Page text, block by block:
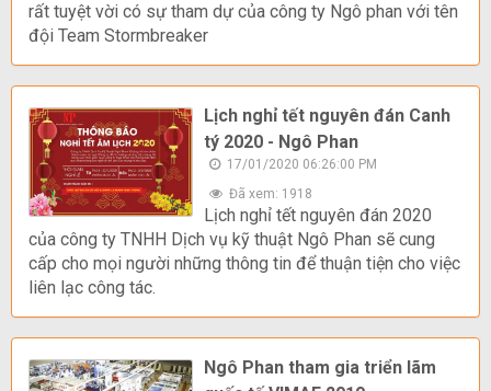
rất tuyệt vời có sự tham dự của công ty Ngô phan với tên
đội Team Stormbreaker
Lịch nghỉ tết nguyên đán Canh
tý 2020 - Ngô Phan
17/01/2020 06:26:00 PM
Đã xem: 1918
Lịch nghỉ tết nguyên đán 2020
của công ty TNHH Dịch vụ kỹ thuật Ngô Phan sẽ cung
cấp cho mọi người những thông tin để thuận tiện cho việc
liên lạc công tác.
Ngô Phan tham gia triển lãm